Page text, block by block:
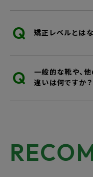
Q 矯正レベルとは
Q
一般的な靴や、
違いは何ですか？